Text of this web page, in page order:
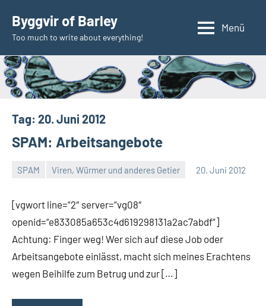
Inhalt
springen
Byggvir of Barley
Too much to write about everything!
Menü
Tag: 20. Juni 2012
SPAM: Arbeitsangebote
SPAM Viren, Würmer und anderes Getier 20. Juni 2012
[vgwort line=“2″ server=“vg08″
openid=“e833085a653c4d619298131a2ac7abdf“]
Achtung: Finger weg! Wer sich auf diese Job oder
Arbeitsangebote einlässt, macht sich meines Erachtens
wegen Beihilfe zum Betrug und zur […]